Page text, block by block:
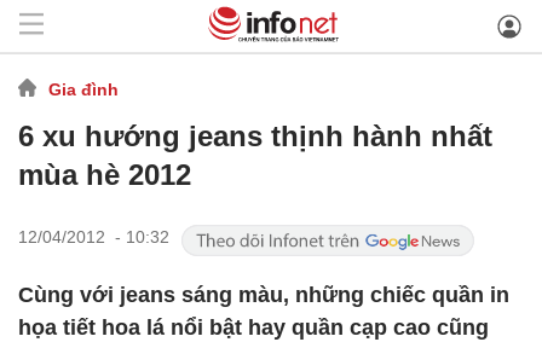
Gia đình
6 xu hướng jeans thịnh hành nhất
mùa hè 2012
12/04/2012 - 10:32
Cùng với jeans sáng màu, những chiếc quần in
họa tiết hoa lá nổi bật hay quần cạp cao cũng